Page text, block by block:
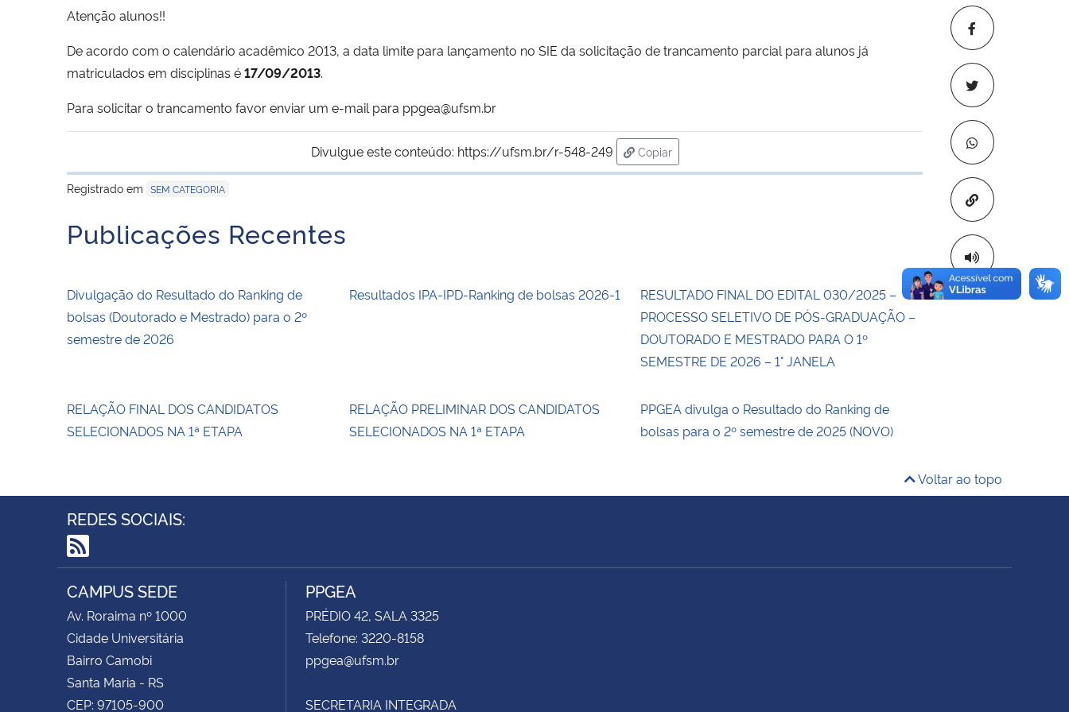
Copiar para
Atenção alunos!!
De acordo com o calendário acadêmico 2013, a data limite para lançamento no SIE da solicitação de trancamento parcial para alunos já
matriculados em disciplinas é17/09/2013.
Para solicitar o trancamento favor enviar um e-mail para ppgea@ufsm.br
Divulgue este conteúdo: https://ufsm.br/r-548-249
Copiar
para área de transferência
Registrado em SEM CATEGORIA
Publicações Recentes
Divulgação do Resultado do Ranking de
bolsas (Doutorado e Mestrado) para o 2º
semestre de 2026
Resultados IPA-IPD-Ranking de bolsas 2026-1
RESULTADO FINAL DO EDITAL 030/2025 –
PROCESSO SELETIVO DE PÓS-GRADUAÇÃO –
DOUTORADO E MESTRADO PARA O 1º
SEMESTRE DE 2026 – 1° JANELA
RELAÇÃO FINAL DOS CANDIDATOS
SELECIONADOS NA 1ª ETAPA
RELAÇÃO PRELIMINAR DOS CANDIDATOS
SELECIONADOS NA 1ª ETAPA
PPGEA divulga o Resultado do Ranking de
bolsas para o 2º semestre de 2025 (NOVO)
Voltar ao topo
REDES SOCIAIS:
RSS
CAMPUS SEDE
Av. Roraima nº 1000
Cidade Universitária
Bairro Camobi
Santa Maria - RS
CEP: 97105-900
PPGEA
PRÉDIO 42, SALA 3325
Telefone: 3220-8158
ppgea@ufsm.br
SECRETARIA INTEGRADA